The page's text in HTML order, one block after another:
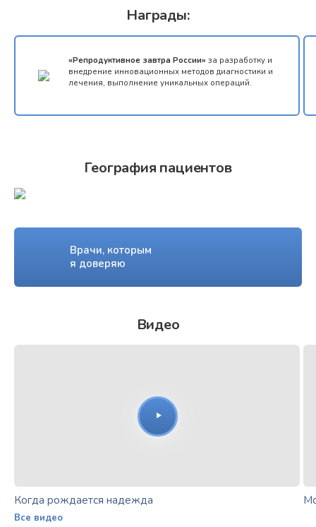
Награды:
«Репродуктивное завтра России» за разработку и
внедрение инновационных методов диагностики и
лечения, выполнение уникальных операций.
География пациентов
Врачи, которым
я доверяю
Видео
Когда рождается надежда
Все видео